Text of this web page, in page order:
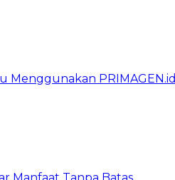
Menggunakan PRIMAGEN.id